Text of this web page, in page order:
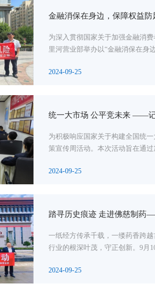
金融消保在身边，保障权益
为深入贯彻国家关于加强金融消
里河营业部举办以“金融消保在身
2024-09-25
统一大市场 公平竞未来 ——
为积极响应国家关于构建全国统
策宣传周活动。本次活动旨在通
2024-09-25
踏寻历史痕迹 走进佛慈制药
一纸经方传承千载，一缕药香跨
行业的根深叶茂，守正创新。9月
2024-09-25